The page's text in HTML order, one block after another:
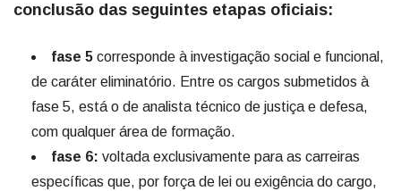
conclusão das seguintes etapas oficiais:
fase 5 corresponde à investigação social e funcional,
de caráter eliminatório. Entre os cargos submetidos à
fase 5, está o de analista técnico de justiça e defesa,
com qualquer área de formação.
fase 6: voltada exclusivamente para as carreiras
específicas que, por força de lei ou exigência do cargo,